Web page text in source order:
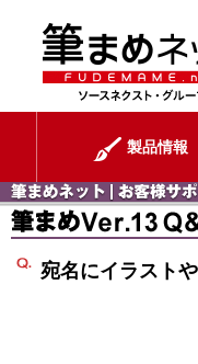
製品情報
宛名にイラスト